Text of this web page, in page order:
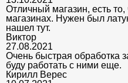
Отличный магазин, есть то,
магазинах. Нужен был
нашел тут.
Виктор
27.08.2021
Очень быстрая обработка
буду работать с ними еще.
Кирилл Верес